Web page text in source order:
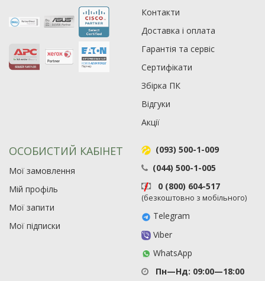
Рейтинг EXE.ua:
974
90
19
21
Контакти
Доставка і оплата
Гарантія та сервіс
Сертифікати
Збірка ПК
Відгуки
Акції
ОСОБИСТИЙ КАБІНЕТ
Мої замовлення
Мій профіль
Мої запити
Мої підписки
(093) 500-1-009
(044) 500-1-005
0 (800) 604-517
(безкоштовно з мобільного)
Telegram
Viber
WhatsApp
Пн—Нд: 09:00—18:00